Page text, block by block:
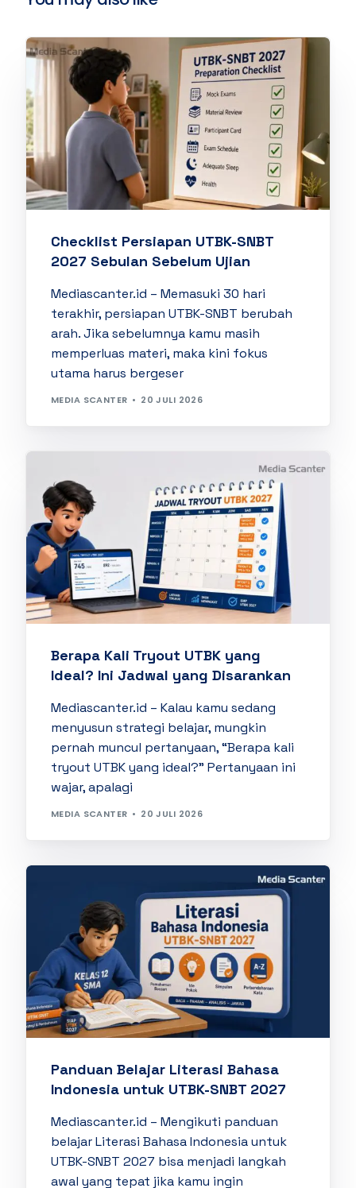
Checklist Persiapan UTBK-SNBT
2027 Sebulan Sebelum Ujian
Mediascanter.id – Memasuki 30 hari
terakhir, persiapan UTBK-SNBT berubah
arah. Jika sebelumnya kamu masih
memperluas materi, maka kini fokus
utama harus bergeser
MEDIA SCANTER 20 JULI 2026
Berapa Kali Tryout UTBK yang
Ideal? Ini Jadwal yang Disarankan
Mediascanter.id – Kalau kamu sedang
menyusun strategi belajar, mungkin
pernah muncul pertanyaan, “Berapa kali
tryout UTBK yang ideal?” Pertanyaan ini
wajar, apalagi
MEDIA SCANTER 20 JULI 2026
Panduan Belajar Literasi Bahasa
Indonesia untuk UTBK-SNBT 2027
Mediascanter.id – Mengikuti panduan
belajar Literasi Bahasa Indonesia untuk
UTBK-SNBT 2027 bisa menjadi langkah
awal yang tepat jika kamu ingin